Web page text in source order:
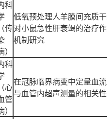
科
（传
）
低氧预处理人羊膜间充质干
对小鼠急性肝衰竭的治疗作
机制研究
科
（心
管
）
在冠脉临界病变中定量血流
与血管内超声测量的相关性